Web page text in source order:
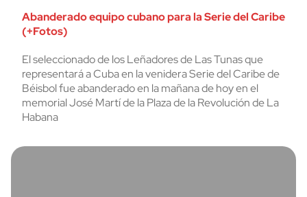
Abanderado equipo cubano para la Serie del Caribe
(+Fotos)
El seleccionado de los Leñadores de Las Tunas que
representará a Cuba en la venidera Serie del Caribe de
Béisbol fue abanderado en la mañana de hoy en el
memorial José Martí de la Plaza de la Revolución de La
Habana